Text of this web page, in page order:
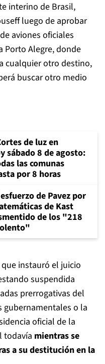
interino de Brasil,
luego de aprobar
aviones oficiales
Porto Alegre, donde
cualquier otro destino,
buscar otro medio
de luz en
sábado 8 de agosto:
las comunas
por 8 horas
de Pavez por
de Kast
de los "218
instauró el juicio
suspendida
prerrogativas del
gubernamentales o la
oficial de la
todavía mientras se
a su destitución en la